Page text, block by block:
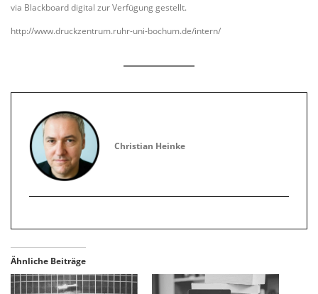
via Blackboard digital zur Verfügung gestellt.
http://www.druckzentrum.ruhr-uni-bochum.de/intern/
Christian Heinke
Ähnliche Beiträge